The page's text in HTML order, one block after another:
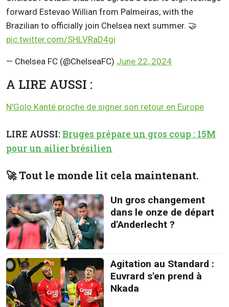
forward Estevao Willian from Palmeiras, with the
Brazilian to officially join Chelsea next summer. 🤝
pic.twitter.com/SHLVRaD4gi
— Chelsea FC (@ChelseaFC) June 22, 2024
A LIRE AUSSI :
N'Golo Kanté proche de signer son retour en Europe
LIRE AUSSI:Bruges prépare un gros coup : 15M
pour un ailier brésilien
🚀 Tout le monde lit cela maintenant.
Un gros changement
dans le onze de départ
d'Anderlecht ?
Agitation au Standard :
Euvrard s'en prend à
Nkada